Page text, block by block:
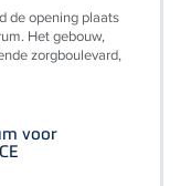
de opening plaats
Het gebouw,
zorgboulevard,
voor